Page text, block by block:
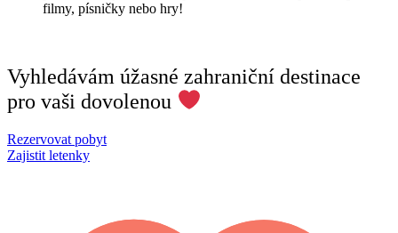
filmy, písničky nebo hry!
Vyhledávám úžasné zahraniční destinace
pro vaši dovolenou
Rezervovat pobyt
Zajistit letenky